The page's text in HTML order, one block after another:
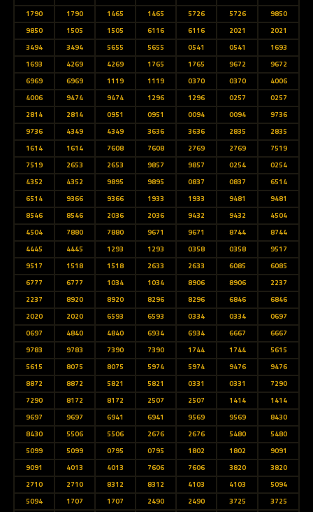
1790
1790 1465 1465 5726 5726
9850
9850
1505 1505 6116 6116 2021
2021
3494
3494 5655 5655 0541 0541
1693
1693
4269 4269 1765 1765 9672
9672
6969
6969 1119 1119 0370 0370
4006
4006
9474 9474 1296 1296 0257
0257
2814
2814 0951 0951 0094 0094
9736
9736
4349 4349 3636 3636 2835
2835
1614
1614 7608 7608 2769 2769
7519
7519
2653 2653 9857 9857 0254
0254
4352
4352 9895 9895 0837 0837
6514
6514
9366 9366 1933 1933 9481
9481
8546
8546 2036 2036 9432 9432
4504
4504
7880 7880 9671 9671 8744
8744
4445
4445 1293 1293 0358 0358
9517
9517
1518 1518 2633 2633 6085
6085
6777
6777 1034 1034 8906 8906
2237
2237
8920 8920 8296 8296 6846
6846
2020
2020 6593 6593 0334 0334
0697
0697
4840 4840 6934 6934 6667
6667
9783
9783 7390 7390 1744 1744
5615
5615
8075 8075 5974 5974 9476
9476
8872
8872 5821 5821 0331 0331
7290
7290
8172 8172 2507 2507 1414
1414
9697
9697 6941 6941 9569 9569
8430
8430
5506 5506 2676 2676 5480
5480
5099
5099 0795 0795 1802 1802
9091
9091
4013 4013 7606 7606 3820
3820
2710
2710 8312 8312 4103 4103
5094
5094
1707 1707 2490 2490 3725
3725